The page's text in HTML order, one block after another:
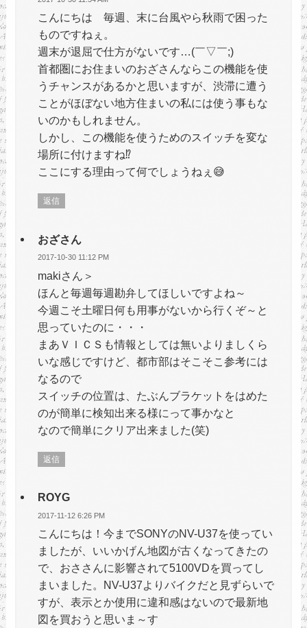
こんにちは 毎週、末に台風やら秋雨で困った
ものですねぇ。
週末が退屈で仕方がないです…(￣▽￣;)
首都圏にお住まいのおざさんならこの機能を使
うチャンスがあるかと思いますが、渋滞に遭う
ことがほぼない地方住まいの私には使う事もな
いのかもしれません。
しかし、この機能を使うためのスイッチを変な
場所に付けますね⁉
ここにする理由って何でしょうねぇ😅
返信
おざさん
2017-10-30 11:12 PM
makiさん＞
ほんと毎週毎週勘弁してほしいですよね～
今週こそ土曜日何も用事がないから行くぞ～と
思っていたのに・・・
まあＶＩＣＳも情報としては無いよりましくら
いな感じですけど、都市部はそこそこ参考には
なるので
スイッチの位置は、たぶんブラケットをはめた
のが簡単に検知出来る様にって事かなと
なので簡単にクリア出来ました(笑)
返信
ROYG
2017-11-12 6:26 PM
こんにちは！今までSONYのNV-U37を使ってい
ましたが、いいかげん地図が古くなってきたの
で、おささんに影響されて5100VDを買ってし
まいました。NV-U37よりバイクだと見ずらいで
すが、表示とか使用に違和感はないので最新地
図を買おうと思いま～す